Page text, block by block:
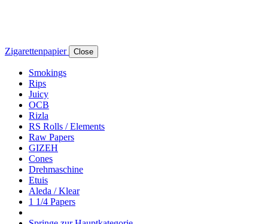
Zigarettenpapier Close
Smokings
Rips
Juicy
OCB
Rizla
RS Rolls / Elements
Raw Papers
GIZEH
Cones
Drehmaschine
Etuis
Aleda / Klear
1 1/4 Papers